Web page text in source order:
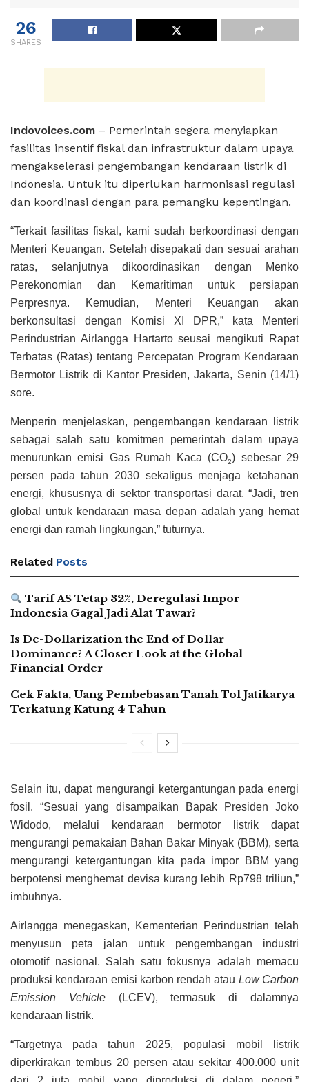
26
SHARES
Indovoices.com – Pemerintah segera menyiapkan
fasilitas insentif fiskal dan infrastruktur dalam upaya
mengakselerasi pengembangan kendaraan listrik di
Indonesia. Untuk itu diperlukan harmonisasi regulasi
dan koordinasi dengan para pemangku kepentingan.
“Terkait fasilitas fiskal, kami sudah berkoordinasi dengan
Menteri Keuangan. Setelah disepakati dan sesuai arahan
ratas, selanjutnya dikoordinasikan dengan Menko
Perekonomian dan Kemaritiman untuk persiapan
Perpresnya. Kemudian, Menteri Keuangan akan
berkonsultasi dengan Komisi XI DPR,” kata Menteri
Perindustrian Airlangga Hartarto seusai mengikuti Rapat
Terbatas (Ratas) tentang Percepatan Program Kendaraan
Bermotor Listrik di Kantor Presiden, Jakarta, Senin (14/1)
sore.
Menperin menjelaskan, pengembangan kendaraan listrik
sebagai salah satu komitmen pemerintah dalam upaya
menurunkan emisi Gas Rumah Kaca (CO2) sebesar 29
persen pada tahun 2030 sekaligus menjaga ketahanan
energi, khususnya di sektor transportasi darat. “Jadi, tren
global untuk kendaraan masa depan adalah yang hemat
energi dan ramah lingkungan,” tuturnya.
Related Posts
Tarif AS Tetap 32%, Deregulasi Impor
Indonesia Gagal Jadi Alat Tawar?
Is De-Dollarization the End of Dollar
Dominance? A Closer Look at the Global
Financial Order
Cek Fakta, Uang Pembebasan Tanah Tol Jatikarya
Terkatung Katung 4 Tahun
Selain itu, dapat mengurangi ketergantungan pada energi
fosil. “Sesuai yang disampaikan Bapak Presiden Joko
Widodo, melalui kendaraan bermotor listrik dapat
mengurangi pemakaian Bahan Bakar Minyak (BBM), serta
mengurangi ketergantungan kita pada impor BBM yang
berpotensi menghemat devisa kurang lebih Rp798 triliun,”
imbuhnya.
Airlangga menegaskan, Kementerian Perindustrian telah
menyusun peta jalan untuk pengembangan industri
otomotif nasional. Salah satu fokusnya adalah memacu
produksi kendaraan emisi karbon rendah atau Low Carbon
Emission Vehicle(LCEV), termasuk di dalamnya
kendaraan listrik.
“Targetnya pada tahun 2025, populasi mobil listrik
diperkirakan tembus 20 persen atau sekitar 400.000 unit